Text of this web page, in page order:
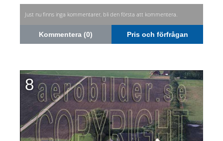
Just nu finns inga kommentarer, bli den första att kommentera.
Kommentera (0) Pris och förfrågan
8